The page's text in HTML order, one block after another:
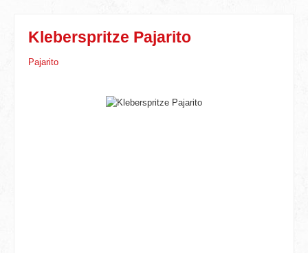
Kleberspritze Pajarito
Pajarito
Bildergalerie überspringen